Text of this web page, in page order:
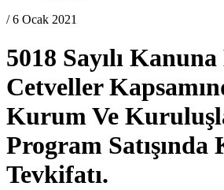
/ 6 Ocak 2021
5018 Sayılı
Cetveller
Kurum Ve
Program Satışında
Tevkifatı.